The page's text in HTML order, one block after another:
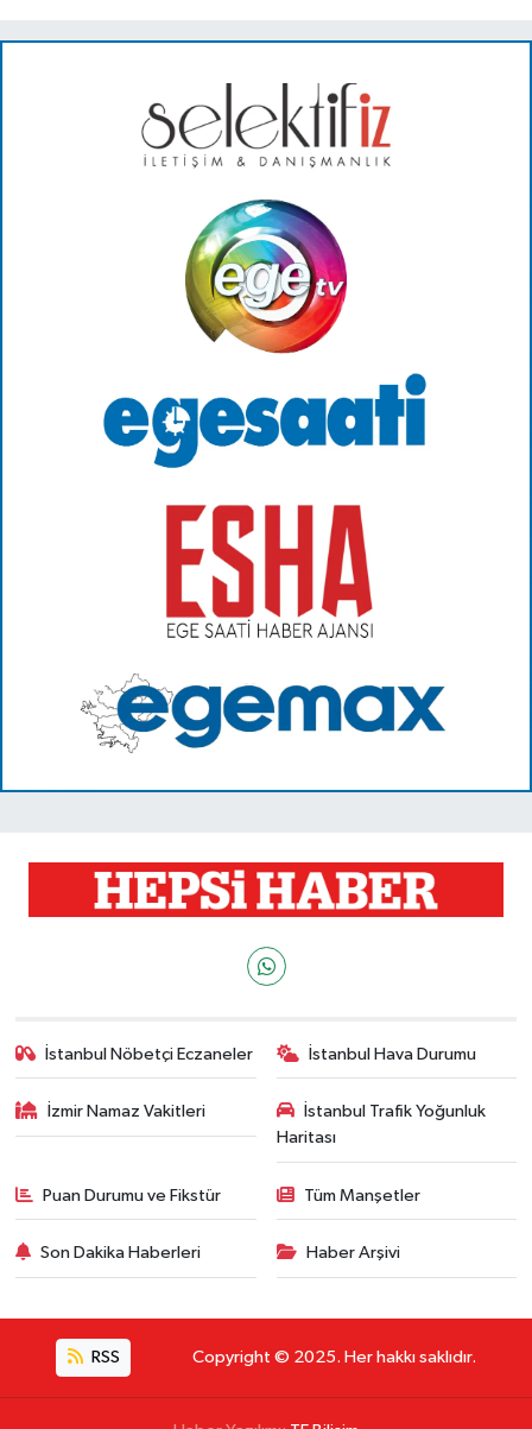
İstanbul Nöbetçi Eczaneler İstanbul Hava Durumu
İzmir Namaz Vakitleri
İstanbul Trafik Yoğunluk
Haritası
Puan Durumu ve Fikstür Tüm Manşetler
Son Dakika Haberleri Haber Arşivi
RSS Copyright © 2025. Her hakkı saklıdır.